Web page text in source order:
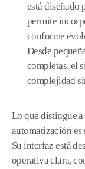
está diseñado
permite
conforme
Desde
completas, el
complejidad
Lo que distingue
automatización es
Su interfaz está
operativa clara,